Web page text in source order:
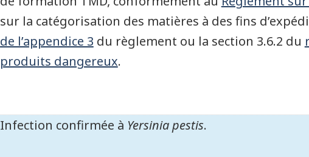
sur la catégorisation des matières à des fins
de l’appendice 3 du règlement ou la section 3.6.2 du
produits dangereux.
Infection confirmée à Yersinia pestis.